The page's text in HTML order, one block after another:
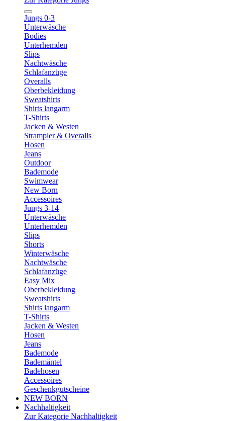
Jungs 0-3
Unterwäsche
Bodies
Unterhemden
Slips
Nachtwäsche
Schlafanzüge
Overalls
Oberbekleidung
Sweatshirts
Shirts langarm
T-Shirts
Jacken & Westen
Strampler & Overalls
Hosen
Jeans
Outdoor
Bademode
Swimwear
New Born
Accessoires
Jungs 3-14
Unterwäsche
Unterhemden
Slips
Shorts
Winterwäsche
Nachtwäsche
Schlafanzüge
Easy Mix
Oberbekleidung
Sweatshirts
Shirts langarm
T-Shirts
Jacken & Westen
Hosen
Jeans
Bademode
Bademäntel
Badehosen
Accessoires
Geschenkgutscheine
NEW BORN
Nachhaltigkeit
Zur Kategorie Nachhaltigkeit